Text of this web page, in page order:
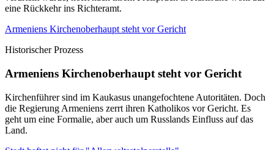
eine Rückkehr ins Richteramt.
Armeniens Kirchenoberhaupt steht vor Gericht
Historischer Prozess
Armeniens Kirchenoberhaupt steht vor Gericht
Kirchenführer sind im Kaukasus unangefochtene Autoritäten. Doch
die Regierung Armeniens zerrt ihren Katholikos vor Gericht. Es
geht um eine Formalie, aber auch um Russlands Einfluss auf das
Land.